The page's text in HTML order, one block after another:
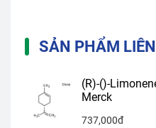
SẢN PHẨM
(R)-()-
Merck
737,000đ